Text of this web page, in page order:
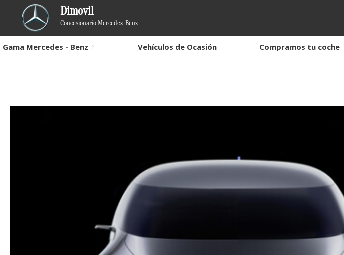
Dimovil
Concesionario Mercedes-Benz
Gama Mercedes - Benz Vehículos de Ocasión Compramos tu coche